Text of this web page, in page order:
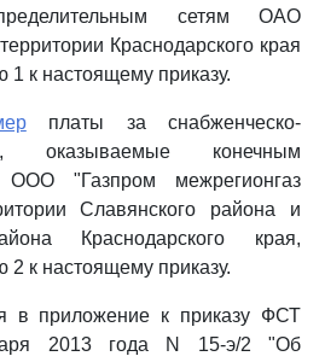
сетям ОАО
Краснодарского края
1 к настоящему приказу.
платы за снабженческо-
оказываемые конечным
ООО "Газпром межрегионгаз
Славянского района и
Краснодарского края,
2 к настоящему приказу.
в приложение к приказу ФСТ
2013 года N 15-э/2 "Об